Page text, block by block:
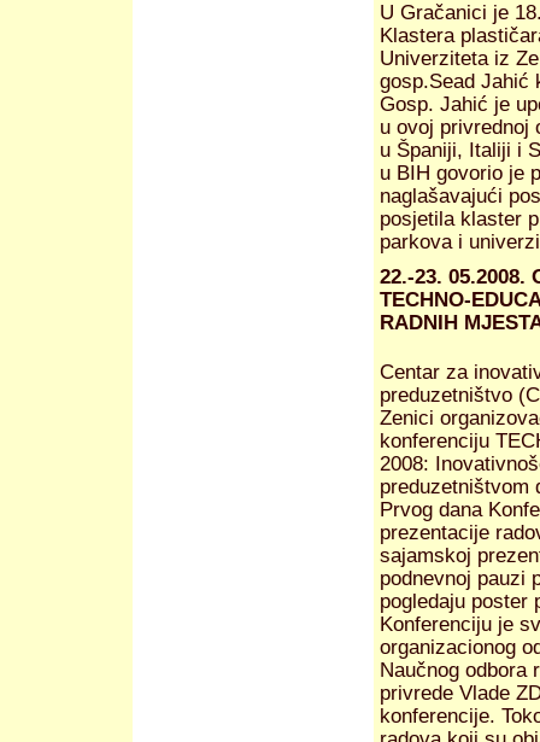
U Gračanici je
Klastera
Univerziteta iz
gosp.Sead Jahić
Gosp. Jahić je
u ovoj privrednoj
u Španiji, Italiji i
u BIH govorio je
naglašavajući
posjetila klaster
parkova i
22.-23. 05.2008.
TECHNO-
RADNIH
Centar za
preduzetništvo
Zenici
konferenciju
2008:
preduzetništvom
Prvog dana
prezentacije
sajamskoj
podnevnoj pauzi
pogledaju poster
Konferenciju je
organizacionog
Naučnog odbora
privrede Vlade
konferencije.